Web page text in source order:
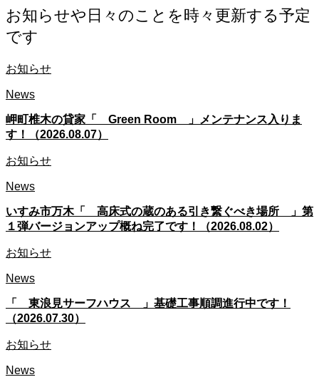
お知らせや日々のことを時々更新する予定
です
お知らせ
News
岬町椎木の貸家「 Green Room 」メンテナンス入りま
す！（2026.08.07）
お知らせ
News
いすみ市万木「 高床式の蔵のある引き繋ぐべき場所 」第
１弾バージョンアップ概ね完了です！（2026.08.02）
お知らせ
News
「 東浪見サーフハウス 」基礎工事順調進行中です！
（2026.07.30）
お知らせ
News